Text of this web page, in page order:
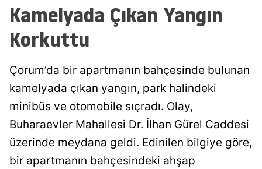
Amasya
Aydın
Balıkesir
Bilecik
Kamelyada Çıkan Yangın
Korkuttu
Çorum’da bir apartmanın bahçesinde bulunan
kamelyada çıkan yangın, park halindeki
minibüs ve otomobile sıçradı. Olay,
Buharaevler Mahallesi Dr. İlhan Gürel Caddesi
üzerinde meydana geldi. Edinilen bilgiye göre,
bir apartmanın bahçesindeki ahşap